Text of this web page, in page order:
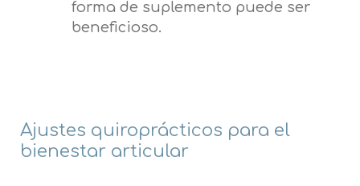
forma de suplemento puede ser
beneficioso.
Ajustes quiroprácticos para el
bienestar articular